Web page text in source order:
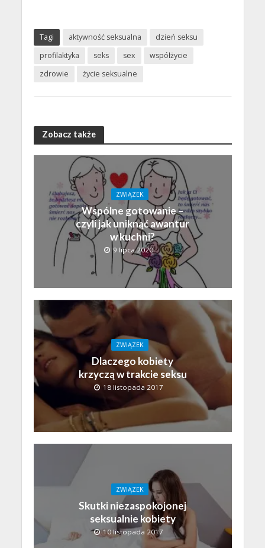
Tagi aktywność seksualna
dzień seksu
profilaktyka
seks sex
współżycie
zdrowie
życie seksualne
Zobacz także
ZWIĄZEK
Wspólne gotowanie –
czyli jak uniknąć awantur
w kuchni?
9 lipca 2020
ZWIĄZEK
Dlaczego kobiety
krzyczą w trakcie seksu
18 listopada 2017
ZWIĄZEK
Skutki niezaspokojonej
seksualnie kobiety
10 listopada 2017